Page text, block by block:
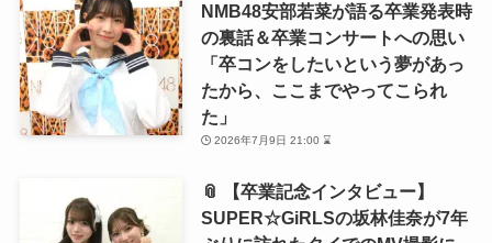
NMB48安部若菜が語る卒業発表時
の裏話＆卒業コンサートへの思い
「卒コンをしたいという夢があっ
たから、ここまでやってこられ
た」
2026年7月9日 21:00 ⌛
📎 【卒業記念インタビュー】
SUPER☆GiRLSの坂林佳奈が7年